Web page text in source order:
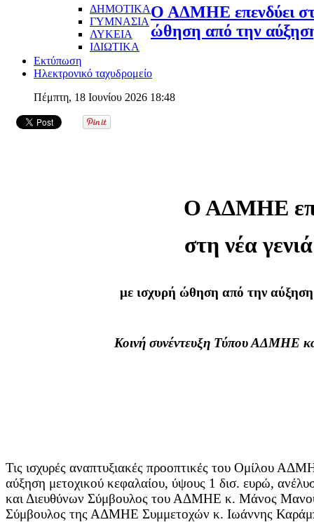
ΔΗΜΟΤΙΚΑ
ΓΥΜΝΑΣΙΑ
ΛΥΚΕΙΑ
ΙΔΙΩΤΙΚΑ
Ο ΑΔΜΗΕ επενδύει
ώθηση από την
Εκτύπωση
Ηλεκτρονικό ταχυδρομείο
Πέμπτη, 18 Ιουνίου 2026 18:48
Ο ΑΔΜΗΕ
στη νέα
με ισχυρή ώθηση από την
Κοινή συνέντευξη Τύπου ΑΔΜΗΕ
Τις ισχυρές αναπτυξιακές προοπτικές του Ομίλου
αύξηση μετοχικού κεφαλαίου, ύψους 1 δισ. ευρώ,
και Διευθύνων Σύμβουλος του ΑΔΜΗΕ κ. Μάνος
Σύμβουλος της ΑΔΜΗΕ Συμμετοχών κ. Ιωάννης